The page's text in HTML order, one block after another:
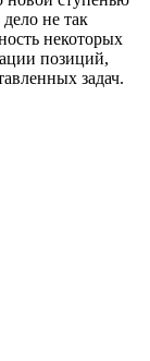
не так
некоторых
позиций,
задач.